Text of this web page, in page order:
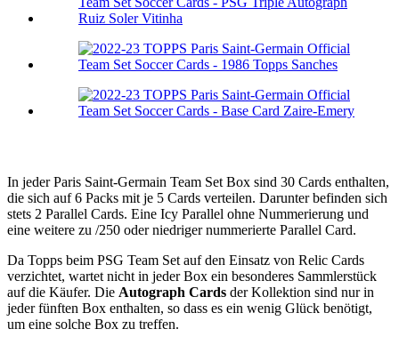
In jeder Paris Saint-Germain Team Set Box sind 30 Cards enthalten,
die sich auf 6 Packs mit je 5 Cards verteilen. Darunter befinden sich
stets 2 Parallel Cards. Eine Icy Parallel ohne Nummerierung und
eine weitere zu /250 oder niedriger nummerierte Parallel Card.
Da Topps beim PSG Team Set auf den Einsatz von Relic Cards
verzichtet, wartet nicht in jeder Box ein besonderes Sammlerstück
auf die Käufer. Die Autograph Cards der Kollektion sind nur in
jeder fünften Box enthalten, so dass es ein wenig Glück benötigt,
um eine solche Box zu treffen.